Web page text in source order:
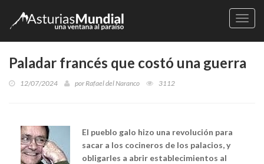
Paladar francés que costó una guerra
12/07/2024 porRafael del Naranco 3112
El pueblo galo hizo una revolución para
sacar a los cocineros de los palacios, y
obligarles a abrir establecimientos al